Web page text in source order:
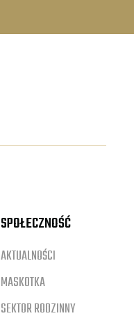
SPOŁECZNOŚĆ
AKTUALNOŚCI
MASKOTKA
SEKTOR RODZINNY